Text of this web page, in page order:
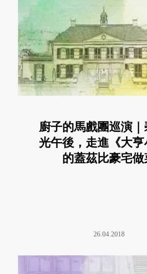
廚子的馬戲團巡演
光午後，走進《大亨
的蓋茲比豪宅做
26.04.2018